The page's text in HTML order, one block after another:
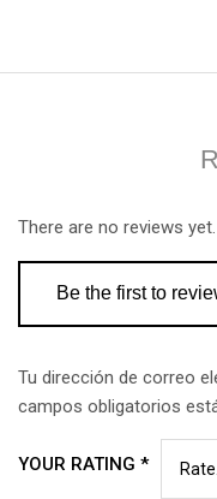
There are no reviews yet.
Be the first to
Tu dirección de correo
campos obligatorios
YOUR RATING *